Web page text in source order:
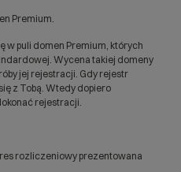
Premium.
w puli domen Premium, których
Wycena takiej domeny
jej rejestracji. Gdy rejestr
z Tobą. Wtedy dopiero
rejestracji.
rozliczeniowy prezentowana